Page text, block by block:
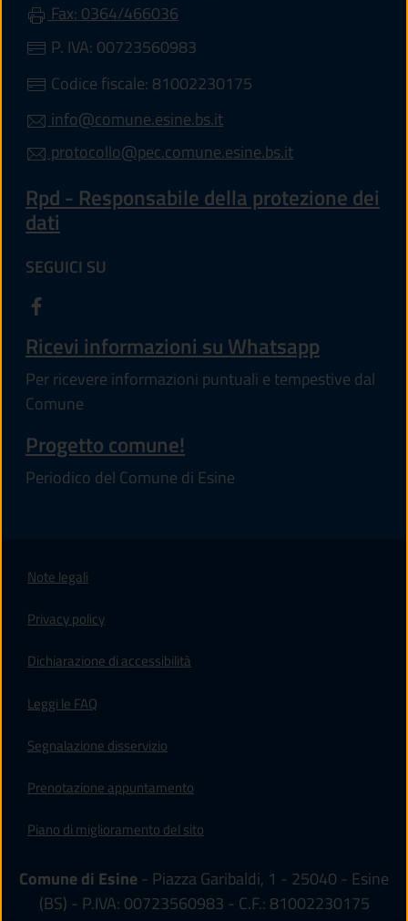
Fax: 0364/466036
P. IVA: 00723560983
Codice fiscale: 81002230175
info@comune.esine.bs.it
protocollo@pec.comune.esine.bs.it
Rpd - Responsabile della protezione dei
dati
SEGUICI SU
Ricevi informazioni su Whatsapp
Per ricevere informazioni puntuali e tempestive dal
Comune
Progetto comune!
Periodico del Comune di Esine
Note legali
Privacy policy
Dichiarazione di accessibilità
Leggi le FAQ
Segnalazione disservizio
Prenotazione appuntamento
Piano di miglioramento del sito
Comune di Esine- Piazza Garibaldi, 1 - 25040 - Esine
(BS) - P.IVA: 00723560983 - C.F.: 81002230175